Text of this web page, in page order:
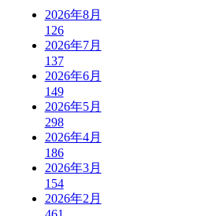
2026年8月
126
2026年7月
137
2026年6月
149
2026年5月
298
2026年4月
186
2026年3月
154
2026年2月